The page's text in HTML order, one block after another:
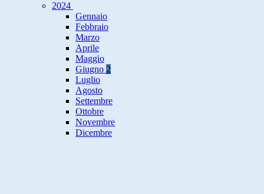
2024
Gennaio
Febbraio
Marzo
Aprile
Maggio
Giugno 2
Luglio
Agosto
Settembre
Ottobre
Novembre
Dicembre